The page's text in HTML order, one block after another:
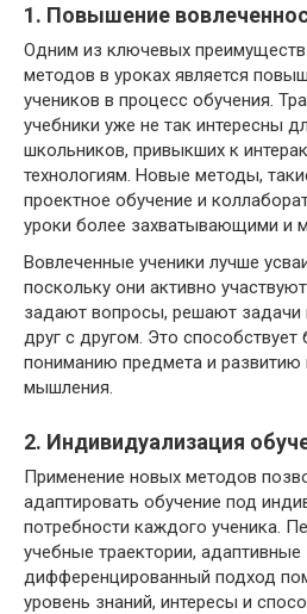
1. Повышение
Одним из ключевых
методов в уроках является
учеников в процесс обучения.
учебники уже не так интересны
школьников, привыкших к
технологиям. Новые методы,
проектное обучение и
уроки более захватывающими и
Вовлеченные ученики лучше
поскольку они активно
задают вопросы, решают задачи
друг с другом. Это способствует
пониманию предмета и развитию
мышления.
2. Индивидуализация
Применение новых методов
адаптировать обучение под
потребности каждого ученика.
учебные траектории, адаптивные
дифференцированный подход
уровень знаний, интересы и